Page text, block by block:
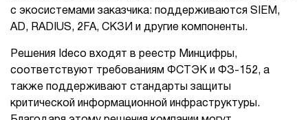
с экосистемами заказчика: поддерживаются SIEM,
AD, RADIUS, 2FA, СКЗИ и другие компоненты.
Решения Ideco входят в реестр Минцифры,
соответствуют требованиям ФСТЭК и ФЗ-152, а
также поддерживают стандарты защиты
критической информационной инфраструктуры.